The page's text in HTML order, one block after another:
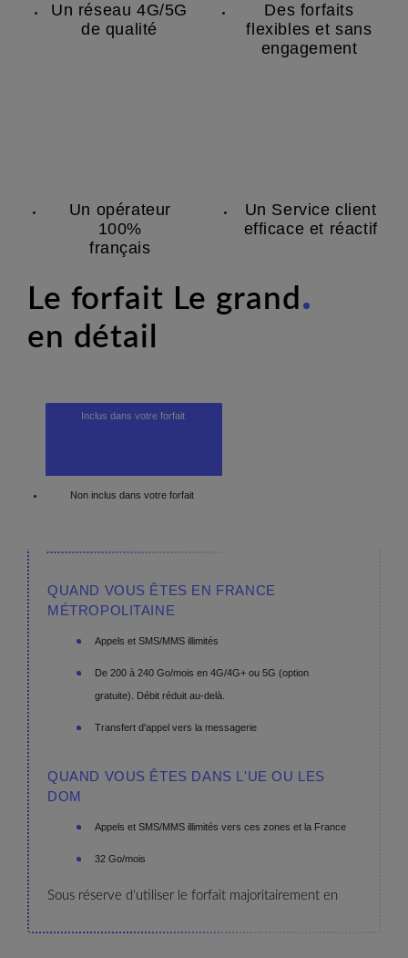
Un réseau 4G/5G
de qualité
Des forfaits
flexibles et sans
engagement
Un opérateur
100%
français
Un Service client
efficace et réactif
Le forfait Le grand
en détail
Inclus dans votre forfait
Non inclus dans votre forfait
QUAND VOUS ÊTES EN FRANCE
MÉTROPOLITAINE
Appels et SMS/MMS illimités
De 200 à 240 Go/mois en 4G/4G+ ou 5G (option
gratuite). Débit réduit au-delà.
Transfert d'appel vers la messagerie
QUAND VOUS ÊTES DANS L'UE OU LES
DOM
Appels et SMS/MMS illimités vers ces zones et la France
32 Go/mois
Sous réserve d'utiliser le forfait majoritairement en
France métropolitaine.